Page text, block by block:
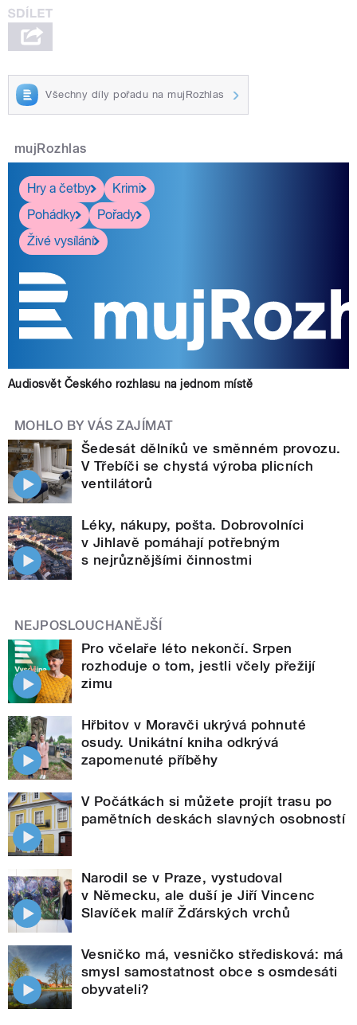
Všechny díly pořadu na mujRozhlas
mujRozhlas
Hry a četby
Krimi
Pohádky
Pořady
Živé vysílání
Audiosvět Českého rozhlasu na jednom místě
MOHLO BY VÁS ZAJÍMAT
Šedesát dělníků ve směnném provozu.
V Třebíči se chystá výroba plicních
ventilátorů
Léky, nákupy, pošta. Dobrovolníci
v Jihlavě pomáhají potřebným
s nejrůznějšími činnostmi
NEJPOSLOUCHANĚJŠÍ
Pro včelaře léto nekončí. Srpen
rozhoduje o tom, jestli včely přežijí
zimu
Hřbitov v Moravči ukrývá pohnuté
osudy. Unikátní kniha odkrývá
zapomenuté příběhy
V Počátkách si můžete projít trasu po
pamětních deskách slavných osobností
Narodil se v Praze, vystudoval
v Německu, ale duší je Jiří Vincenc
Slavíček malíř Žďárských vrchů
Vesničko má, vesničko středisková: má
smysl samostatnost obce s osmdesáti
obyvateli?